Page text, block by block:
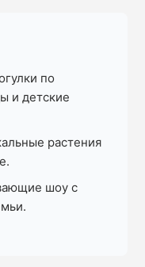
по
и детские
растения
шоу с